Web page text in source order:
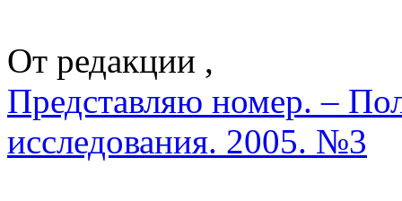
От редакции ,
Представляю номер. –
исследования. 2005. №3